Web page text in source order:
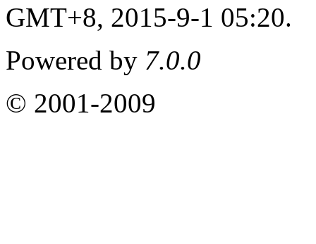
GMT+8, 2015-9-1 05:20.
Powered by 7.0.0
© 2001-2009